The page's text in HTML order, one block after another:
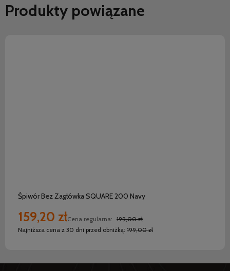
Produkty powiązane
Śpiwór Bez Zagłówka SQUARE 200 Navy
159,20 złCena regularna: 199,00 zł
Najniższa cena z 30 dni przed obniżką: 199,00 zł